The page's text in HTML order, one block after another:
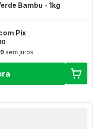
Bambu - 1kg
Pix
sem juros